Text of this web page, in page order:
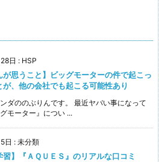
日 : HSP
が思うこと】ビッグモーターの件で起こっ
が、他の会社でも起こる可能性あり
ダののぶりんです。 最近ヤバい事になって
モーター』につい ...
日 : 未分類
習】『ＡＱＵＥＳ』のリアルな口コミ